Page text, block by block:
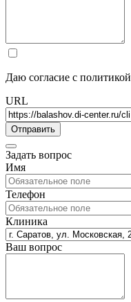
Даю согласие с политикой
URL
Задать вопрос
Имя
Телефон
Клиника
Ваш вопрос